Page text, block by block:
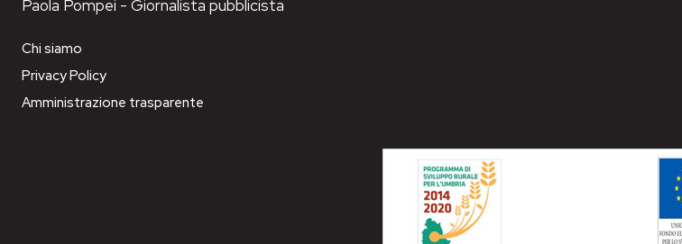
Paola Pompei - Giornalista pubblicista
Chi siamo
Privacy Policy
Amministrazione trasparente